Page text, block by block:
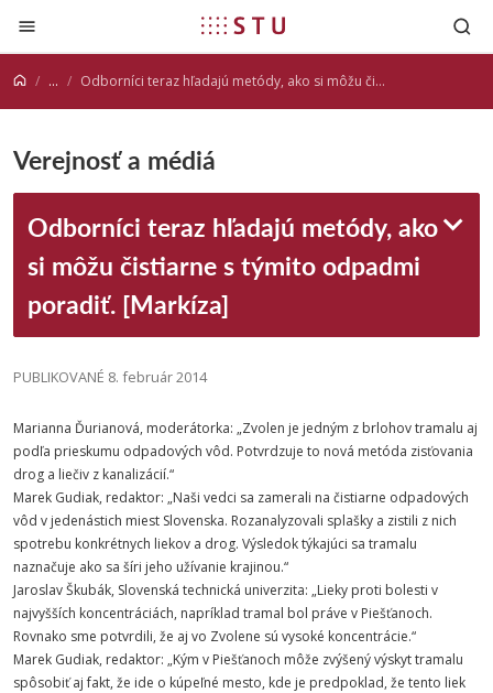
Prejsť na obsah
... Odborníci teraz hľadajú metódy, ako si môžu čistiarne s týmito odpadmi poradiť. [Markíza]
Verejnosť a médiá
Odborníci teraz hľadajú metódy, ako
si môžu čistiarne s týmito odpadmi
poradiť. [Markíza]
PUBLIKOVANÉ 8. február 2014
Marianna Ďurianová, moderátorka: „Zvolen je jedným z brlohov tramalu aj
podľa prieskumu odpadových vôd. Potvrdzuje to nová metóda zisťovania
drog a liečiv z kanalizácií.“
Marek Gudiak, redaktor: „Naši vedci sa zamerali na čistiarne odpadových
vôd v jedenástich miest Slovenska. Rozanalyzovali splašky a zistili z nich
spotrebu konkrétnych liekov a drog. Výsledok týkajúci sa tramalu
naznačuje ako sa šíri jeho užívanie krajinou.“
Jaroslav Škubák, Slovenská technická univerzita: „Lieky proti bolesti v
najvyšších koncentráciách, napríklad tramal bol práve v Piešťanoch.
Rovnako sme potvrdili, že aj vo Zvolene sú vysoké koncentrácie.“
Marek Gudiak, redaktor: „Kým v Piešťanoch môže zvýšený výskyt tramalu
spôsobiť aj fakt, že ide o kúpeľné mesto, kde je predpoklad, že tento liek